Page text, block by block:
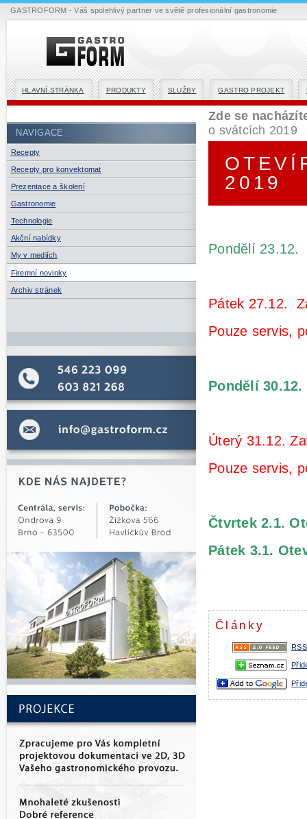
HLAVNÍ STRÁNKA PRODUKTY SLUŽBY GASTRO PROJEKT
NAVIGACE
Recepty
Recepty pro konvektomat
Prezentace a školení
Gastronomie
Technologie
Akční nabídky
My v mediích
Firemní novinky
Archiv stránek
Zde se
o svátcích 2019
2019
Pondělí 23.12.
Pátek 27.12.
Pouze servis,
Pondělí 30.12.
Úterý 31.12.
Pouze servis,
Čtvrtek 2.1.
Pátek 3.1.
Články
GASTROFORM - Váš spolehlivý partner ve světě profesionální gastronomie